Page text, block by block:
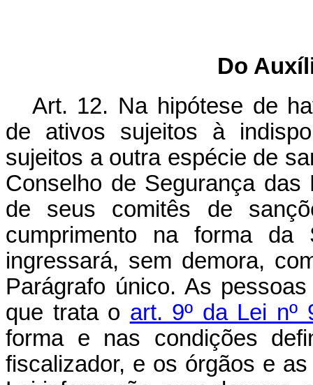
Do
Art. 12. Na hipótese de
de ativos sujeitos à
sujeitos a outra espécie de
Conselho de Segurança
de seus comitês de
cumprimento na forma
ingressará, sem demora,
Parágrafo único. As
que trata o art. 9º da Lei
forma e nas condições
fiscalizador, e os órgãos e